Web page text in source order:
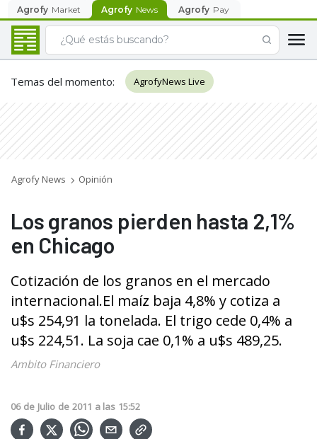
Agrofy Market Agrofy News Agrofy Pay
Temas del momento: AgrofyNews Live
Agrofy News Opinión
Los granos pierden hasta 2,1%
en Chicago
Cotización de los granos en el mercado
internacional.El maíz baja 4,8% y cotiza a
u$s 254,91 la tonelada. El trigo cede 0,4% a
u$s 224,51. La soja cae 0,1% a u$s 489,25.
Ambito Financiero
06 de Julio de 2011 a las 15:52